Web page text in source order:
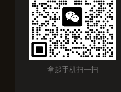
拿起手机扫一扫